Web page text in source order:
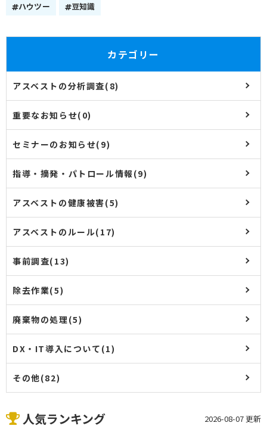
ハウツー
豆知識
カテゴリー
アスベストの分析調査(8)
重要なお知らせ(0)
セミナーのお知らせ(9)
指導・摘発・パトロール情報(9)
アスベストの健康被害(5)
アスベストのルール(17)
事前調査(13)
除去作業(5)
廃棄物の処理(5)
DX・IT導入について(1)
その他(82)
人気ランキング 2026-08-07 更新